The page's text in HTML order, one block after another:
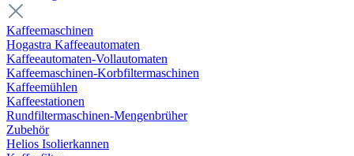
Kaffeemaschinen
Hogastra Kaffeeautomaten
Kaffeeautomaten-Vollautomaten
Kaffeemaschinen-Korbfiltermaschinen
Kaffeemühlen
Kaffeestationen
Rundfiltermaschinen-Mengenbrüher
Zubehör
Helios Isolierkannen